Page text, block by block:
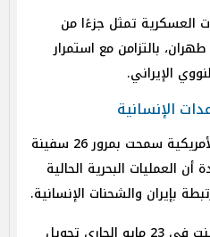
العسكرية تمثل جزءًا من
بالتزامن مع استمرار
الإيراني.
الإنسانية
وأوضحت سنتكوم أن القوات الأمريكية سمحت بمرور 26 سفينة
العمليات البحرية الحالية
بإيران والشحنات الإنسانية.